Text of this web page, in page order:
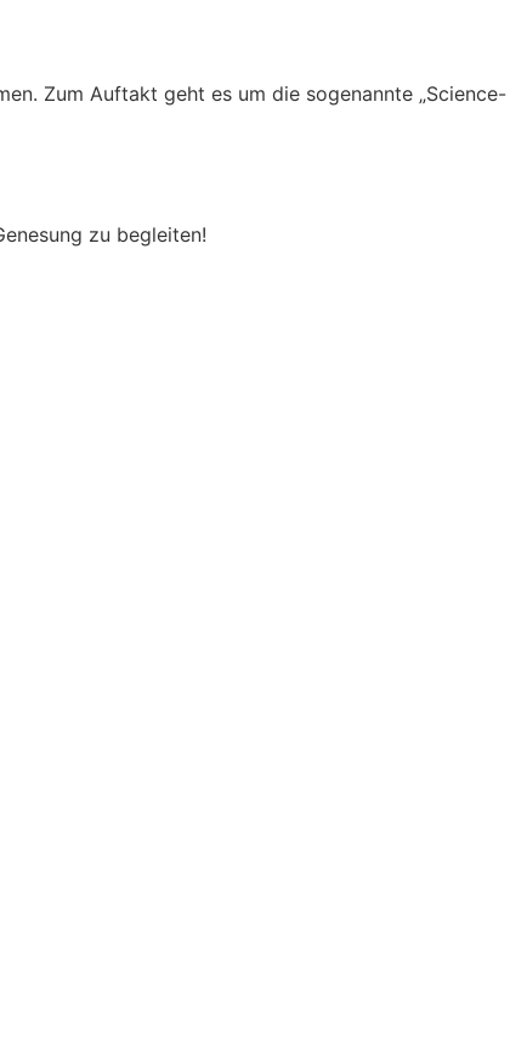
Zum Auftakt geht es um die sogenannte „Science-
zu begleiten!